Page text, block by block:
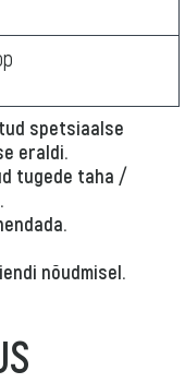
spetsiaalse
eraldi.
tugede taha /
nõudmisel.